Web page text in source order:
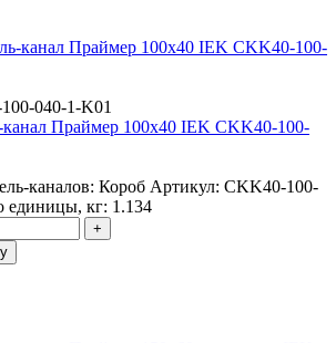
040-1-K01
Праймер 100х40 IEK CKK40-100-
каналов: Короб Артикул: CKK40-100-
единицы, кг: 1.134
+